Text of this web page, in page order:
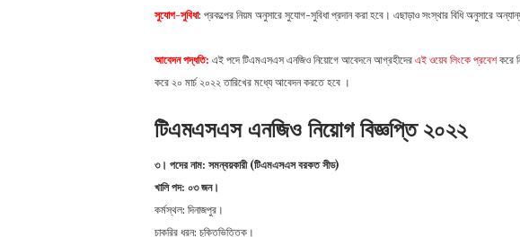
সুযোগ-সুবিধা: প্রকল্পের নিয়ম অনুসারে সুযোগ-সুবিধা প্রদান করা হবে। এছাড়াও সংস্থার বিধি অনুসারে
আবেদন পদ্ধতি: এই পদে টিএমএসএস এনজিও নিয়োগে আবেদনে আগ্রহীদের এই ওয়েব লিংকে প্রবেশকরে
করে ২০ মার্চ ২০২২ তারিখের মধ্যে আবেদন করতে হবে ।
টিএমএসএস এনজিও নিয়োগ বিজ্ঞপ্তি ২০২২
৩। পদের নাম: সমন্বয়কারী (টিএমএসএস বরকত সীড)
খালি পদ: ০৩ জন।
কর্মস্থল: ‍দিনাজপুর।
চাকরির ধরন: চুক্তিভিত্তিক।